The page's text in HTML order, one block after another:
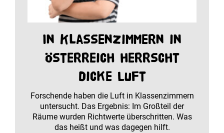
In Klassenzimmern in
Österreich herrscht
dicke Luft
Forschende haben die Luft in Klassenzimmern
untersucht. Das Ergebnis: Im Großteil der
Räume wurden Richtwerte überschritten. Was
das heißt und was dagegen hilft.